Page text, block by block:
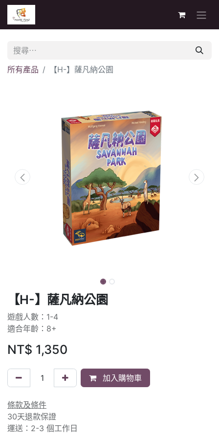
所有產品 【H-】薩凡納公園
【H-】薩凡納公園
遊戲人數：1-4
適合年齡：8+
NT$ 1,350
加入購物車
條款及條件
30天退款保證
運送：2-3 個工作日